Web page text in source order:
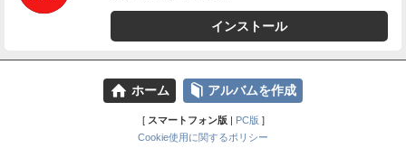
インストール
⌂ ホーム 📕 アルバムを作成
[ スマートフォン版| PC版 ]
Cookie使用に関するポリシー